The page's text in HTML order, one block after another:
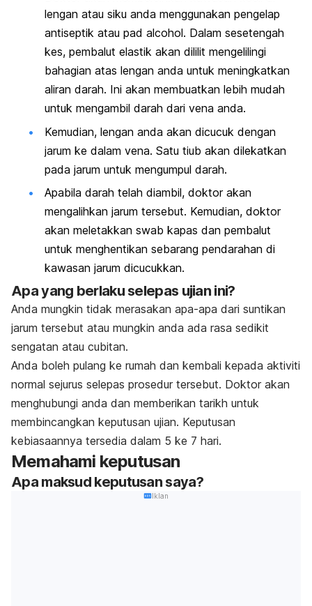
lengan atau siku anda menggunakan pengelap
antiseptik atau pad alcohol. Dalam sesetengah
kes, pembalut elastik akan dililit mengelilingi
bahagian atas lengan anda untuk meningkatkan
aliran darah. Ini akan membuatkan lebih mudah
untuk mengambil darah dari vena anda.
Kemudian, lengan anda akan dicucuk dengan
jarum ke dalam vena. Satu tiub akan dilekatkan
pada jarum untuk mengumpul darah.
Apabila darah telah diambil, doktor akan
mengalihkan jarum tersebut. Kemudian, doktor
akan meletakkan swab kapas dan pembalut
untuk menghentikan sebarang pendarahan di
kawasan jarum dicucukkan.
Apa yang berlaku selepas ujian ini?
Anda mungkin tidak merasakan apa-apa dari suntikan
jarum tersebut atau mungkin anda ada rasa sedikit
sengatan atau cubitan.
Anda boleh pulang ke rumah dan kembali kepada aktiviti
normal sejurus selepas prosedur tersebut. Doktor akan
menghubungi anda dan memberikan tarikh untuk
membincangkan keputusan ujian. Keputusan
kebiasaannya tersedia dalam 5 ke 7 hari.
Memahami keputusan
Apa maksud keputusan saya?
Iklan